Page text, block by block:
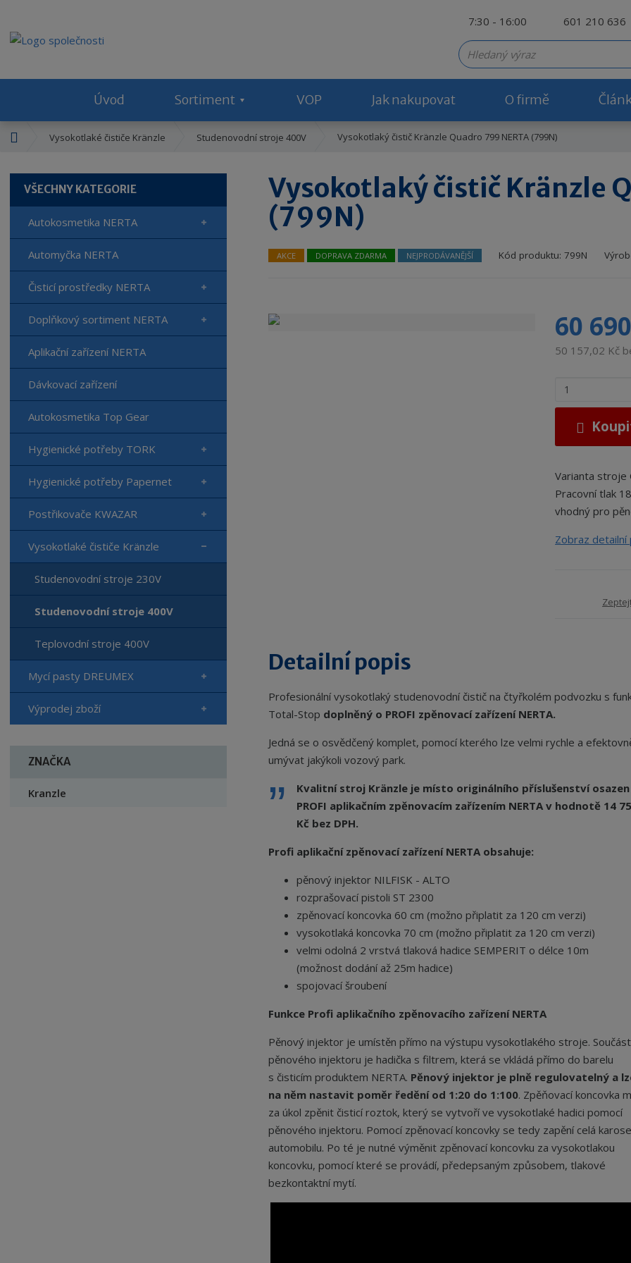
7:30 - 16:00 601 210 636
Úvod Sortiment VOP Jak nakupovat O firmě
a
a
Vysokotlaké čističe Kränzle Studenovodní stroje 400V Vysokotlaký čistič Kränzle Quadro 799 NERTA (799N)
Vysokotlaký čistič Kränzle
(799N)
AKCE DOPRAVA ZDARMA NEJPRODÁVANĚJŠÍ Kód produktu: 799N
60
50 157,02 Kč
i
p
o
č
t
Varianta stroje
Pracovní tlak
vhodný pro
Zobraz
Detailní popis
Profesionální vysokotlaký studenovodní čistič na čtyřkolém podvozku s
Total-Stop doplněný o PROFI zpěnovací zařízení NERTA.
Jedná se o osvědčený komplet, pomocí kterého lze velmi rychle a
umývat jakýkoli vozový park.
Kvalitní stroj Kränzle je místo originálního příslušenství osazen
PROFI aplikačním zpěnovacím zařízením NERTA v hodnotě 14
Kč bez DPH.
Profi aplikační zpěnovací zařízení NERTA obsahuje:
pěnový injektor NILFISK - ALTO
rozprašovací pistoli ST 2300
zpěnovací koncovka 60 cm (možno připlatit za 120 cm verzi)
vysokotlaká koncovka 70 cm (možno připlatit za 120 cm verzi)
velmi odolná 2 vrstvá tlaková hadice SEMPERIT o délce 10m
(možnost dodání až 25m hadice)
spojovací šroubení
Funkce Profi aplikačního zpěnovacího zařízení NERTA
Pěnový injektor je umístěn přímo na výstupu vysokotlakého stroje.
pěnového injektoru je hadička s filtrem, která se vkládá přímo do barelu
s čisticím produktem NERTA. Pěnový injektor je plně regulovatelný a
na něm nastavit poměr ředění od 1:20 do 1:100. Zpěňovací koncovka
za úkol zpěnit čisticí roztok, který se vytvoří ve vysokotlaké hadici pomocí
pěnového injektoru. Pomocí zpěnovací koncovky se tedy zapění celá
automobilu. Po té je nutné výměnit zpěnovací koncovku za vysokotlakou
koncovku, pomocí které se provádí, předepsaným způsobem, tlakové
bezkontaktní mytí.
VŠECHNY KATEGORIE
Autokosmetika NERTA
Automyčka NERTA
Čisticí prostředky NERTA
Doplňkový sortiment NERTA
Aplikační zařízení NERTA
Dávkovací zařízení
Autokosmetika Top Gear
Hygienické potřeby TORK
Hygienické potřeby Papernet
Postřikovače KWAZAR
Vysokotlaké čističe Kränzle
Studenovodní stroje 230V
Studenovodní stroje 400V
Teplovodní stroje 400V
Mycí pasty DREUMEX
Výprodej zboží
ZNAČKA
Kranzle